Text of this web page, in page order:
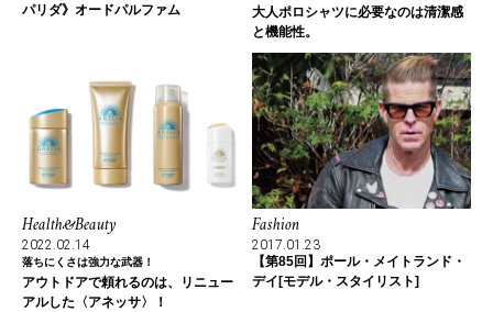
パリダ》オードパルファム
大人ポロシャツに必要なのは清潔感
と機能性。
Health&Beauty
2022.02.14
落ちにくさは強力な武器！
アウトドアで頼れるのは、リニュー
アルした〈アネッサ〉！
Fashion
2017.01.23
【第85回】ポール・メイトランド・
デイ[モデル・スタイリスト]